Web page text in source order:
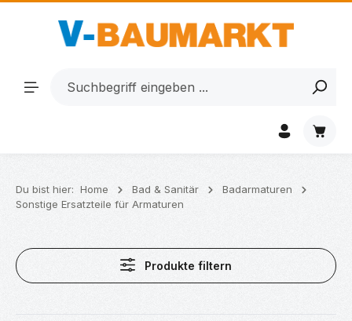
Zum Hauptinhalt springen
Du bist hier: Home Bad & Sanitär
Badarmaturen
Sonstige Ersatzteile für Armaturen
Produkte filtern